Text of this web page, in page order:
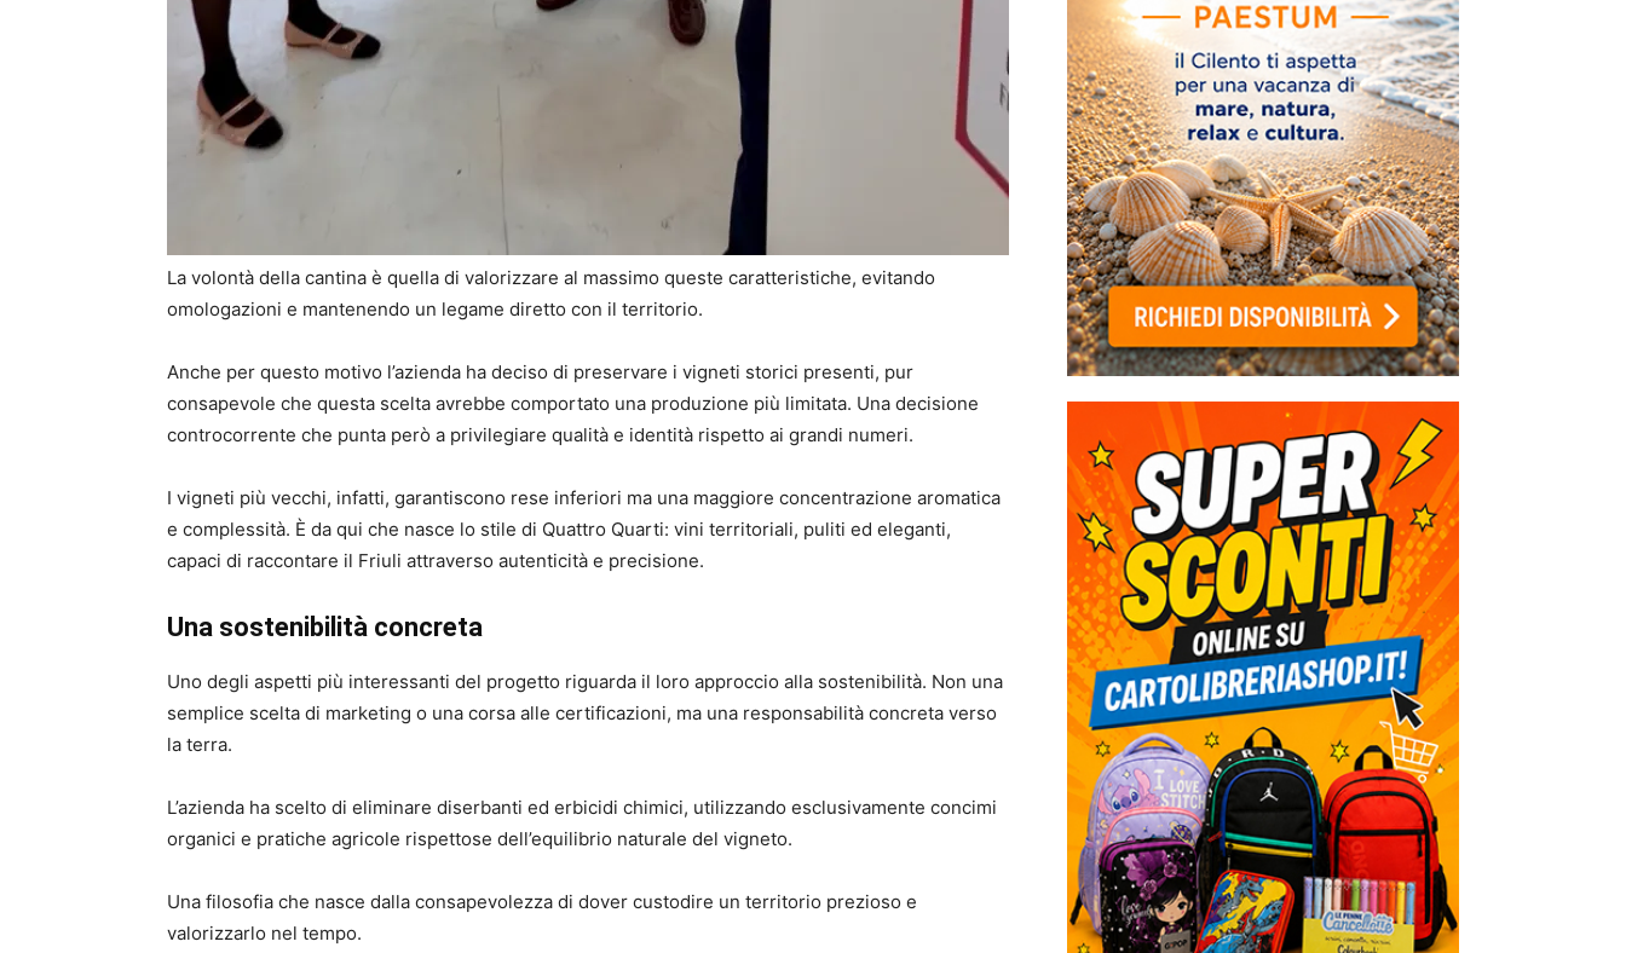
La volontà della cantina è quella di valorizzare al massimo queste caratteristiche, evitando
omologazioni e mantenendo un legame diretto con il territorio.
Anche per questo motivo l’azienda ha deciso di preservare i vigneti storici presenti, pur
consapevole che questa scelta avrebbe comportato una produzione più limitata. Una decisione
controcorrente che punta però a privilegiare qualità e identità rispetto ai grandi numeri.
I vigneti più vecchi, infatti, garantiscono rese inferiori ma una maggiore concentrazione aromatica
e complessità. È da qui che nasce lo stile di Quattro Quarti: vini territoriali, puliti ed eleganti,
capaci di raccontare il Friuli attraverso autenticità e precisione.
Una sostenibilità concreta
Uno degli aspetti più interessanti del progetto riguarda il loro approccio alla sostenibilità. Non una
semplice scelta di marketing o una corsa alle certificazioni, ma una responsabilità concreta verso
la terra.
L’azienda ha scelto di eliminare diserbanti ed erbicidi chimici, utilizzando esclusivamente concimi
organici e pratiche agricole rispettose dell’equilibrio naturale del vigneto.
Una filosofia che nasce dalla consapevolezza di dover custodire un territorio prezioso e
valorizzarlo nel tempo.